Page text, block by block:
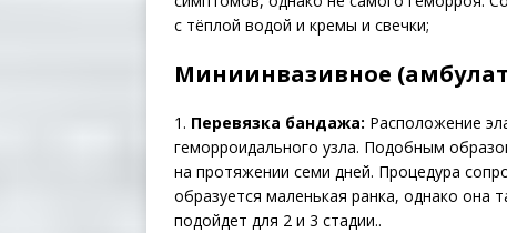
с тёплой водой и кремы и свечки;
Миниинвазивное
1. Перевязка бандажа: Расположение
геморроидального узла. Подобным
на протяжении семи дней. Процедура
образуется маленькая ранка, однако она
подойдет для 2 и 3 стадии..